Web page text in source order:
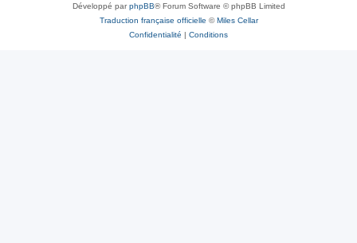
Développé parphpBB® Forum Software © phpBB Limited
Traduction française officielle ©Miles Cellar
Confidentialité | Conditions